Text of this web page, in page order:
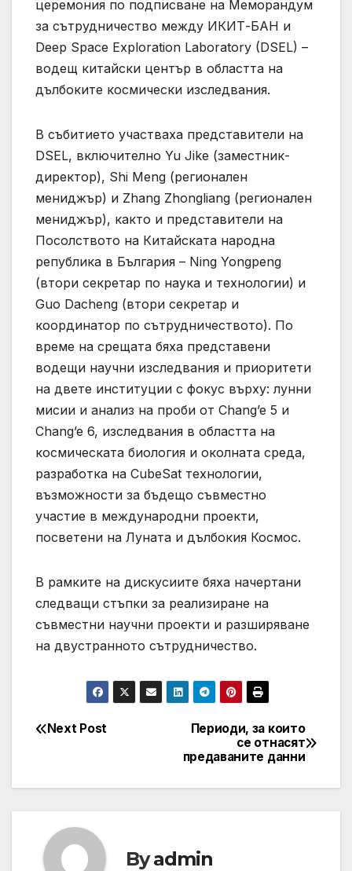
церемония по подписване на Меморандум
за сътрудничество между ИКИТ-БАН и
Deep Space Exploration Laboratory (DSEL) –
водещ китайски център в областта на
дълбоките космически изследвания.
В събитието участваха представители на
DSEL, включително Yu Jike (заместник-
директор), Shi Meng (регионален
мениджър) и Zhang Zhongliang (регионален
мениджър), както и представители на
Посолството на Китайската народна
република в България – Ning Yongpeng
(втори секретар по наука и технологии) и
Guo Dacheng (втори секретар и
координатор по сътрудничеството). По
време на срещата бяха представени
водещи научни изследвания и приоритети
на двете институции с фокус върху: лунни
мисии и анализ на проби от Chang’e 5 и
Chang’e 6, изследвания в областта на
космическата биология и околната среда,
разработка на CubeSat технологии,
възможности за бъдещо съвместно
участие в международни проекти,
посветени на Луната и дълбокия Космос.
В рамките на дискусиите бяха начертани
следващи стъпки за реализиране на
съвместни научни проекти и разширяване
на двустранното сътрудничество.
Post
Периоди, за които
се отнасят
предаваните данни
Next Post
Byadmin